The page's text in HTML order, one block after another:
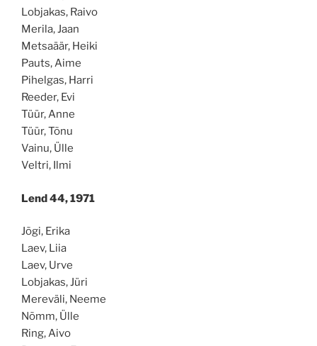
Lobjakas, Raivo
Merila, Jaan
Metsaäär, Heiki
Pauts, Aime
Pihelgas, Harri
Reeder, Evi
Tüür, Anne
Tüür, Tõnu
Vainu, Ülle
Veltri, Ilmi
Lend 44, 1971
Jõgi, Erika
Laev, Liia
Laev, Urve
Lobjakas, Jüri
Mereväli, Neeme
Nõmm, Ülle
Ring, Aivo